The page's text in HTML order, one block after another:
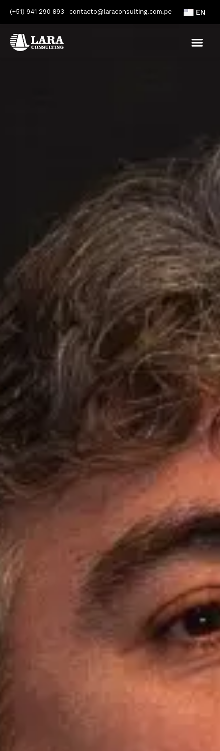
(+51) 941 290 893 contacto@laraconsulting.com.pe EN